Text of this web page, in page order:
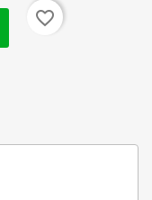
favorite_border